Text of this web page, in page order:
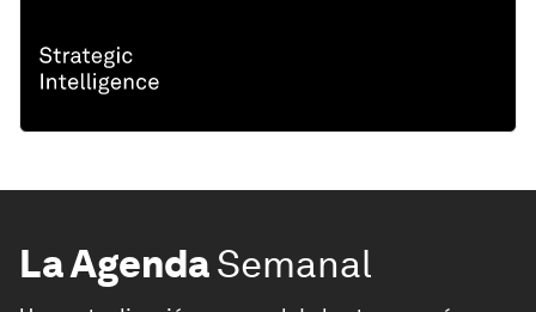
La AgendaSemanal